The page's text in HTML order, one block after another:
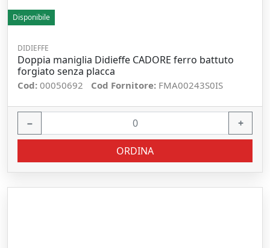
Disponibile
DIDIEFFE
Doppia maniglia Didieffe CADORE ferro battuto
forgiato senza placca
Cod: 00050692 Cod Fornitore: FMA00243S0IS
− +
ORDINA